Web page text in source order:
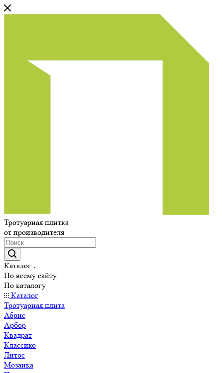
Тротуарная плитка
от производителя
Каталог
По всему сайту
По каталогу
Каталог
Тротуарная плита
Абрис
Арбор
Квадрат
Классико
Литос
Мозаика